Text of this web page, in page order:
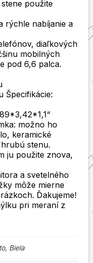
použite
rýchle nabíjanie a
diaľkových
mobilných
pod 6,6 palca.
Špecifikácie:
možno ho
keramické
stenu.
ju použite znova,
a svetelného
môže mierne
Ďakujeme!
pri meraní z
Biela